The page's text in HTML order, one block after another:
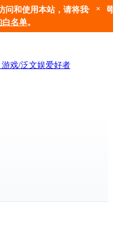
游戏/泛文娱爱好者
问和使用本站，请将我们的网
白名单。
×